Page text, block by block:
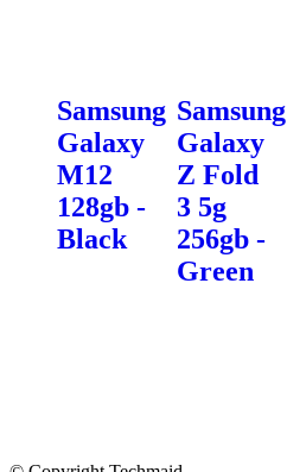
Samsung
Galaxy
M12
128gb -
Black
Samsung
Galaxy
Z Fold
3 5g
256gb -
Green